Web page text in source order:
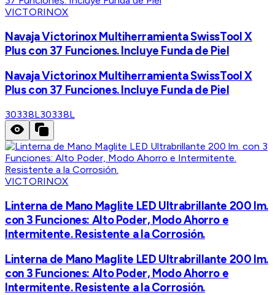
VICTORINOX
Navaja Victorinox Multiherramienta SwissTool X
Plus con 37 Funciones. Incluye Funda de Piel
Navaja Victorinox Multiherramienta SwissTool X
Plus con 37 Funciones. Incluye Funda de Piel
30338L30338L
VICTORINOX
Linterna de Mano Maglite LED Ultrabrillante 200 lm.
con 3 Funciones: Alto Poder, Modo Ahorro e
Intermitente. Resistente a la Corrosión.
Linterna de Mano Maglite LED Ultrabrillante 200 lm.
con 3 Funciones: Alto Poder, Modo Ahorro e
Intermitente. Resistente a la Corrosión.